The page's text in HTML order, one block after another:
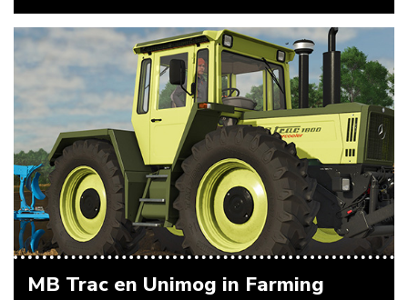
MB Trac en Unimog in Farming